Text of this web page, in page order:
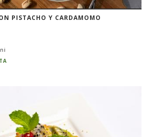
PISTACHO Y CARDAMOMO